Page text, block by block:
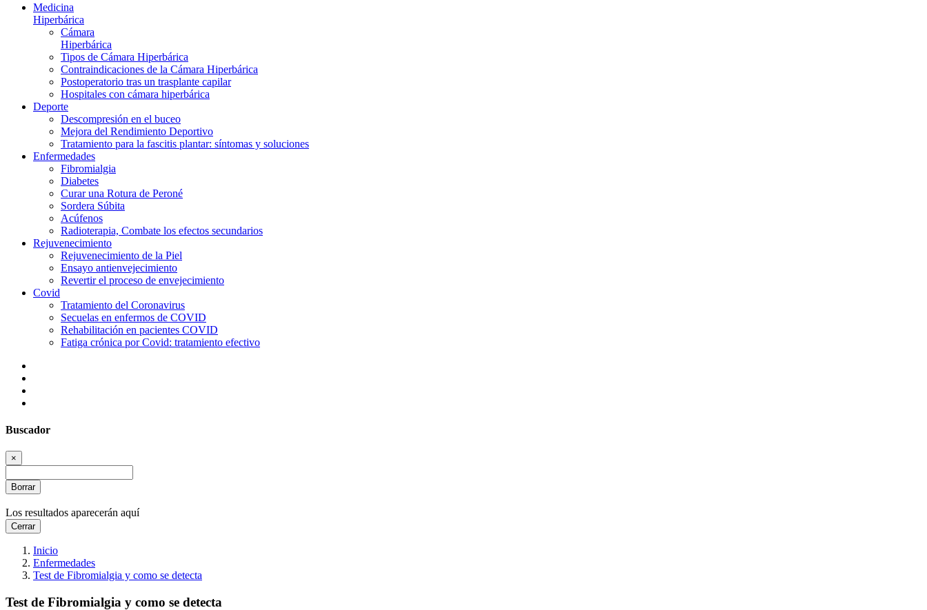
Medicina
Hiperbárica
Cámara
Hiperbárica
Tipos de Cámara Hiperbárica
Contraindicaciones de la Cámara Hiperbárica
Postoperatorio tras un trasplante capilar
Hospitales con cámara hiperbárica
Deporte
Descompresión en el buceo
Mejora del Rendimiento Deportivo
Tratamiento para la fascitis plantar: síntomas y soluciones
Enfermedades
Fibromialgia
Diabetes
Curar una Rotura de Peroné
Sordera Súbita
Acúfenos
Radioterapia, Combate los efectos secundarios
Rejuvenecimiento
Rejuvenecimiento de la Piel
Ensayo antienvejecimiento
Revertir el proceso de envejecimiento
Covid
Tratamiento del Coronavirus
Secuelas en enfermos de COVID
Rehabilitación en pacientes COVID
Fatiga crónica por Covid: tratamiento efectivo
Buscador
×
Borrar
Los resultados aparecerán aquí
Cerrar
Inicio
Enfermedades
Test de Fibromialgia y como se detecta
Test de Fibromialgia y como se detecta